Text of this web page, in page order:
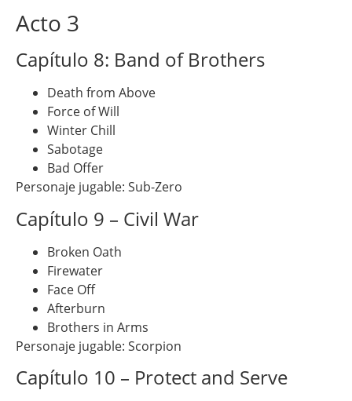
Acto 3
Capítulo 8: Band of Brothers
Death from Above
Force of Will
Winter Chill
Sabotage
Bad Offer
Personaje jugable: Sub-Zero
Capítulo 9 – Civil War
Broken Oath
Firewater
Face Off
Afterburn
Brothers in Arms
Personaje jugable: Scorpion
Capítulo 10 – Protect and Serve